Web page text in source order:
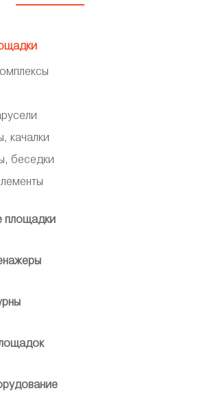
качалки
беседки
площадки